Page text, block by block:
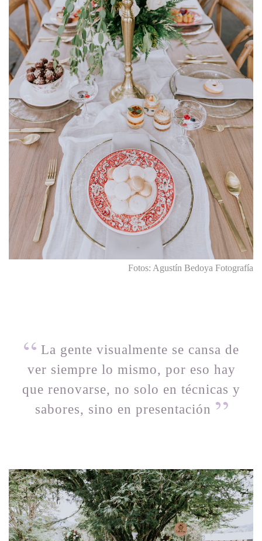
Fotos: Agustín Bedoya Fotografía
La gente visualmente se cansa de
ver siempre lo mismo, por eso hay
que renovarse, no solo en técnicas y
sabores, sino en presentación